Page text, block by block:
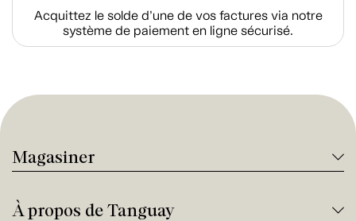
Acquittez le solde d’une de vos factures via notre
système de paiement en ligne sécurisé.
Magasiner
À propos de Tanguay